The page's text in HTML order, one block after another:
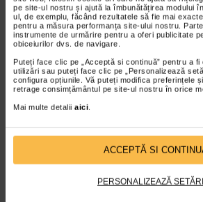
pe site-ul nostru și ajută la îmbunătățirea modului
ul, de exemplu, făcând rezultatele să fie mai
pentru a măsura performanța site-ului nostru.
instrumente de urmărire pentru a oferi publicitate
obiceiurilor dvs. de navigare.
Puteți face clic pe „Acceptă si continuă” pentru a
utilizări sau puteți face clic pe „Personalizează
configura opțiunile. Vă puteți modifica preferințele
retrage consimțământul pe site-ul nostru în orice
Mai multe detalii aici.
ACCEPTĂ SI
PERSONALIZEAZĂ
agraveaza, consultati un medic
Ignorarea masurilor de
Gripa este extrem de contagioasa, iar
masurilor de izolare poate afecta
tratament gripa. Continuand
sa infectati alte persoane, in special
expunerea la alti factori de stres sau
agrava simptomele si poate prelungi
recuperarii. Odihna si evitarea
esentiale pentru ca tratamentul sa fie